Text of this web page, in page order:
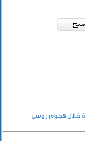
خلال هجوم روسي